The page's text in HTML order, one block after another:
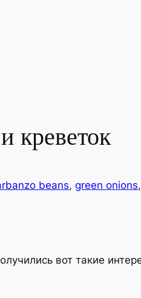
креветок
beans, green onions,
вот такие